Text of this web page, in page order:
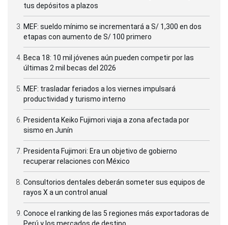
tus depósitos a plazos
MEF: sueldo mínimo se incrementará a S/ 1,300 en dos
etapas con aumento de S/ 100 primero
Beca 18: 10 mil jóvenes aún pueden competir por las
últimas 2 mil becas del 2026
MEF: trasladar feriados a los viernes impulsará
productividad y turismo interno
Presidenta Keiko Fujimori viaja a zona afectada por
sismo en Junín
Presidenta Fujimori: Era un objetivo de gobierno
recuperar relaciones con México
Consultorios dentales deberán someter sus equipos de
rayos X a un control anual
Conoce el ranking de las 5 regiones más exportadoras de
Perú y los mercados de destino